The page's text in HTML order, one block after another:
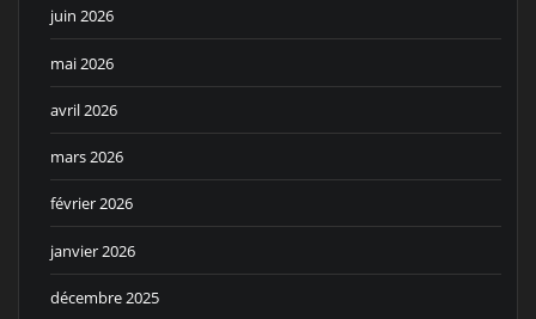
juin 2026
mai 2026
avril 2026
mars 2026
février 2026
janvier 2026
décembre 2025